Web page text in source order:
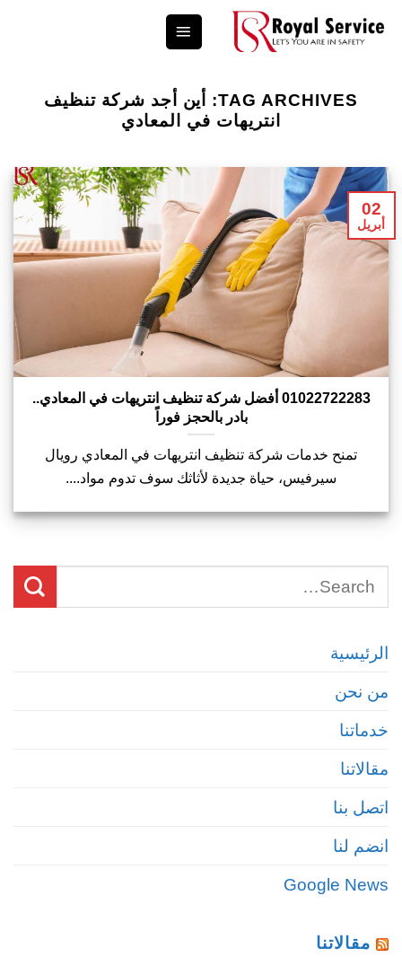
TAG ARCHIVES:
أين أجد شركة تنظيف
انتريهات في المعادي
الرئيسية
من نحن
خدماتنا
مقالاتنا
اتصل بنا
انضم لنا
Google News
مقالاتنا
01022722283 أفضل شركة تنظيف انتريهات في المعادي..
بادر بالحجز فوراً
تمنح خدمات شركة تنظيف انتريهات في المعادي رويال
سيرفيس، حياة جديدة لأثاثك سوف تدوم مواد....
02
أبريل